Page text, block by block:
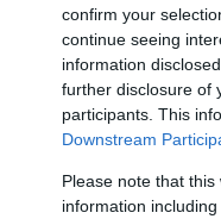
confirm your
continue seeing
information
further disclosure of
participants. This
Downstream
Please note that
information